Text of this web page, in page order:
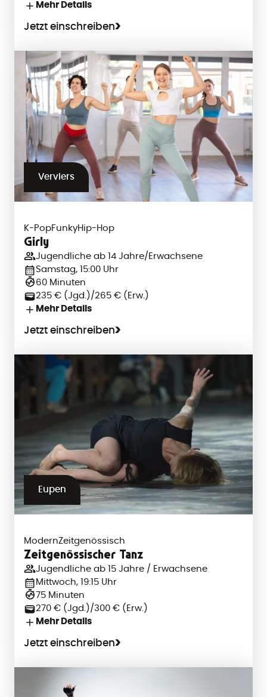
Mehr Details
Jetzt einschreiben
Verviers
K-PopFunkyHip-Hop
Girly
Jugendliche ab 14 Jahre/Erwachsene
Samstag, 15:00 Uhr
60 Minuten
235 € (Jgd.)/265 € (Erw.)
Mehr Details
Jetzt einschreiben
Eupen
ModernZeitgenössisch
Zeitgenössischer Tanz
Jugendliche ab 15 Jahre / Erwachsene
Mittwoch, 19:15 Uhr
75 Minuten
270 € (Jgd.)/300 € (Erw.)
Mehr Details
Jetzt einschreiben